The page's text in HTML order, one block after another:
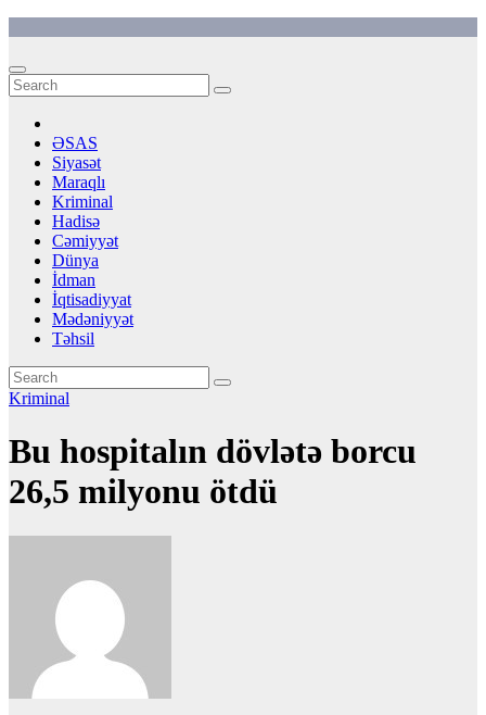
content
ƏSAS
Siyasət
Maraqlı
Kriminal
Hadisə
Cəmiyyət
Dünya
İdman
İqtisadiyyat
Mədəniyyət
Təhsil
Kriminal
Bu hospitalın dövlətə borcu
26,5 milyonu ötdü